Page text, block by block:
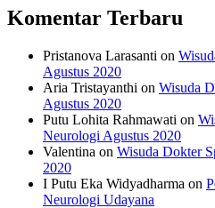
Komentar Terbaru
Pristanova Larasanti on
Agustus 2020
Aria Tristayanthi on Wisuda
Agustus 2020
Putu Lohita Rahmawati on
Neurologi Agustus 2020
Valentina on Wisuda Dokter
2020
I Putu Eka Widyadharma on
Neurologi Udayana